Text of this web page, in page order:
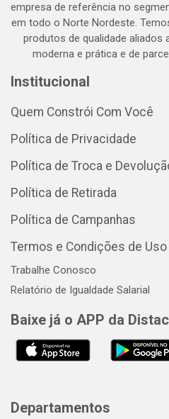
empresa de referência no
em todo o Norte Nordeste.
produtos de qualidade aliados
moderna e prática e de
Institucional
Quem Constrói Com Você
Política de Privacidade
Política de Troca e
Política de Retirada
Política de Campanhas
Termos e Condições de Uso
Trabalhe Conosco
Relatório de Igualdade Salarial
Baixe já o APP da Distac
Departamentos